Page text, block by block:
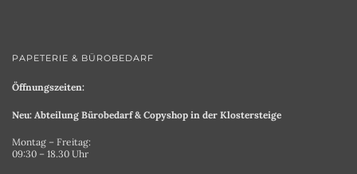
PAPETERIE & BÜROBEDARF
Öffnungszeiten:
Neu: Abteilung Bürobedarf & Copyshop in der Klostersteige
Montag – Freitag:
09:30 – 18.30 Uhr